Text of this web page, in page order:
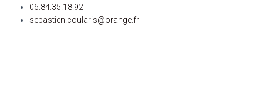
06.84.35.18.92
sebastien.coularis@orange.fr